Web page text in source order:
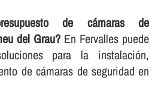
de cámaras de
del Grau? En Fervalles puede
para la instalación,
de cámaras de seguridad en